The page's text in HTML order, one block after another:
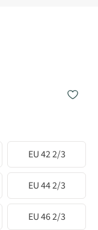
EU 42 2/3
EU 44 2/3
EU 46 2/3